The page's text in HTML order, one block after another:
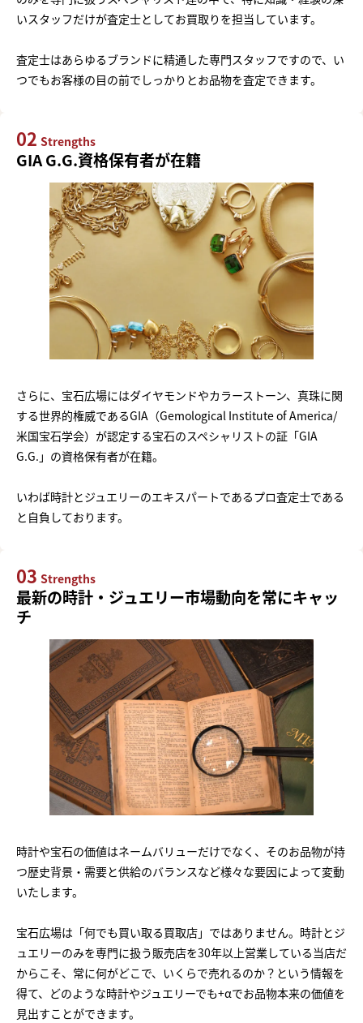
いスタッフだけが査定士としてお買取りを担当しています。
査定士はあらゆるブランドに精通した専門スタッフですので、い
つでもお客様の目の前でしっかりとお品物を査定できます。
02 Strengths
GIA G.G.資格保有者が在籍
さらに、宝石広場にはダイヤモンドやカラーストーン、真珠に関
する世界的権威であるGIA（Gemological Institute of America/
米国宝石学会）が認定する宝石のスペシャリストの証「GIA
G.G.」の資格保有者が在籍。
いわば時計とジュエリーのエキスパートであるプロ査定士である
と自負しております。
03 Strengths
最新の時計・ジュエリー市場動向を常にキャッ
チ
時計や宝石の価値はネームバリューだけでなく、そのお品物が持
つ歴史背景・需要と供給のバランスなど様々な要因によって変動
いたします。
宝石広場は「何でも買い取る買取店」ではありません。時計とジ
ュエリーのみを専門に扱う販売店を30年以上営業している当店だ
からこそ、常に何がどこで、いくらで売れるのか？という情報を
得て、どのような時計やジュエリーでも+αでお品物本来の価値を
見出すことができます。